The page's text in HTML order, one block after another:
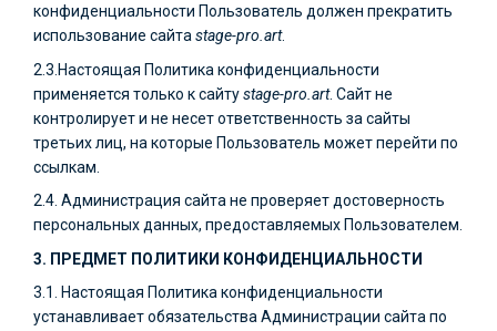
конфиденциальности Пользователь должен прекратить
использование сайта stage-pro.art.
2.3.Настоящая Политика конфиденциальности
применяется только к сайтуstage-pro.art. Сайт не
контролирует и не несет ответственность за сайты
третьих лиц, на которые Пользователь может перейти по
ссылкам.
2.4. Администрация сайта не проверяет достоверность
персональных данных, предоставляемых Пользователем.
3. ПРЕДМЕТ ПОЛИТИКИ КОНФИДЕНЦИАЛЬНОСТИ
3.1. Настоящая Политика конфиденциальности
устанавливает обязательства Администрации сайта по